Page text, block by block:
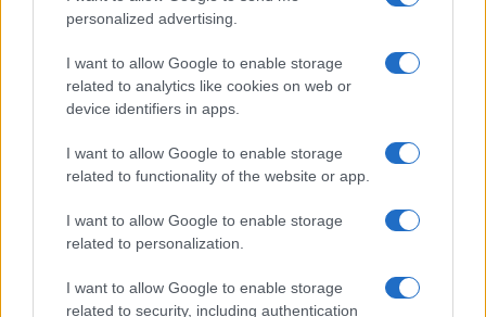
personalized advertising.
I want to allow Google to enable storage
related to analytics like cookies on web or
device identifiers in apps.
I want to allow Google to enable storage
related to functionality of the website or app.
I want to allow Google to enable storage
related to personalization.
I want to allow Google to enable storage
related to security, including authentication